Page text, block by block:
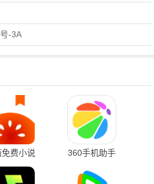
-3A
费小说
安卓版
360手机助手